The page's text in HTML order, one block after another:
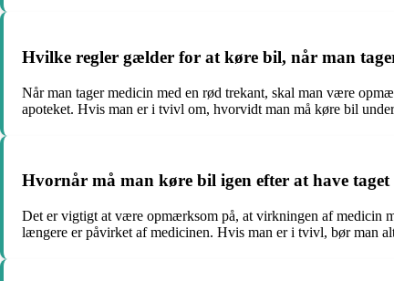
Hvilke regler gælder for at køre bil, når man
Når man tager medicin med en rød trekant, skal man være
apoteket. Hvis man er i tvivl om, hvorvidt man må køre bil
Hvornår må man køre bil igen efter at have
Det er vigtigt at være opmærksom på, at virkningen af medicin
længere er påvirket af medicinen. Hvis man er i tvivl, bør man